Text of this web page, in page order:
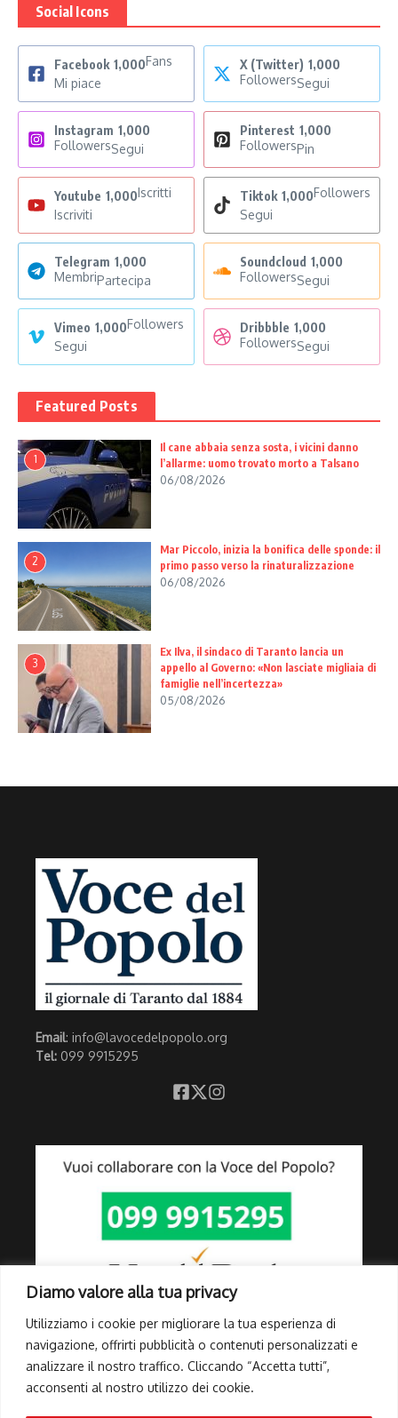
Diamo valore alla tua privacy
Utilizziamo i cookie per migliorare la tua esperienza di
navigazione, offrirti pubblicità o contenuti personalizzati e
analizzare il nostro traffico. Cliccando “Accetta tutti”,
acconsenti al nostro utilizzo dei cookie.
Social Icons
Facebook 1,000Fans
Mi piace
X (Twitter) 1,000
FollowersSegui
Instagram 1,000
FollowersSegui
Pinterest 1,000
FollowersPin
Youtube 1,000Iscritti
Iscriviti
Tiktok 1,000Followers
Segui
Telegram 1,000
MembriPartecipa
Soundcloud 1,000
FollowersSegui
Vimeo 1,000Followers
Segui
Dribbble 1,000
FollowersSegui
Featured Posts
1
Il cane abbaia senza sosta, i vicini danno
l’allarme: uomo trovato morto a Talsano
06/08/2026
2
Mar Piccolo, inizia la bonifica delle sponde: il
primo passo verso la rinaturalizzazione
06/08/2026
3
Ex Ilva, il sindaco di Taranto lancia un
appello al Governo: «Non lasciate migliaia di
famiglie nell’incertezza»
05/08/2026
Email: info@lavocedelpopolo.org
Tel: 099 9915295
Link Utili